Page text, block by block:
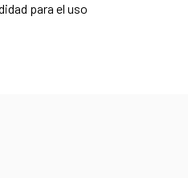
para el uso